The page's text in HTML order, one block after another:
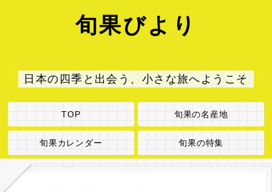
旬果びより
日本の四季と出会う、小さな旅へようこそ
TOP 旬果の名産地
旬果カレンダー 旬果の特集